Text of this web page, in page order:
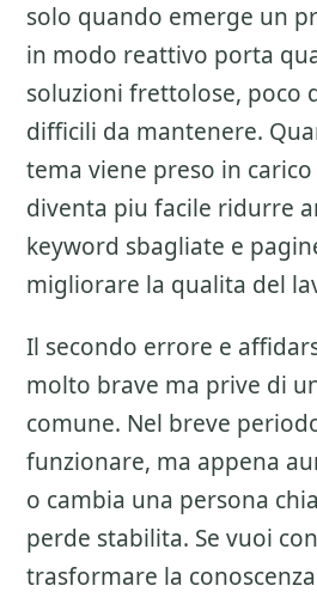
solo quando emerge un
in modo reattivo porta
soluzioni frettolose, poco
difficili da mantenere.
tema viene preso in
diventa piu facile ridurre
keyword sbagliate e
migliorare la qualita del
Il secondo errore e
molto brave ma prive di
comune. Nel breve
funzionare, ma appena
o cambia una persona
perde stabilita. Se vuoi
trasformare la